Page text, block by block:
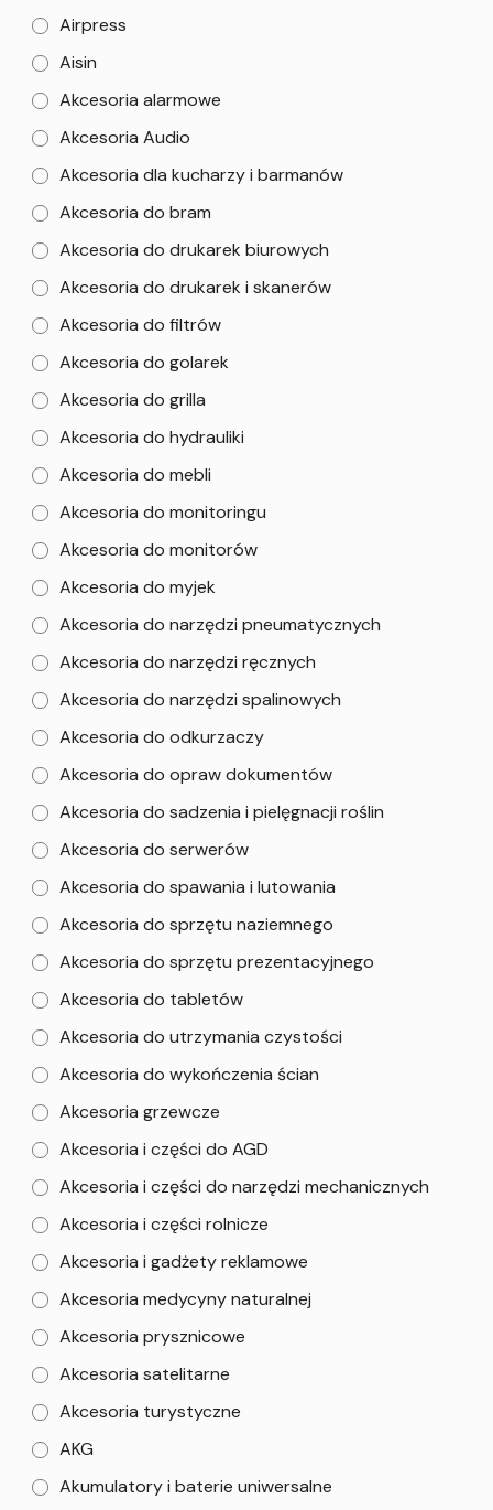
Airpress
Aisin
Akcesoria alarmowe
Akcesoria Audio
Akcesoria dla kucharzy i barmanów
Akcesoria do bram
Akcesoria do drukarek biurowych
Akcesoria do drukarek i skanerów
Akcesoria do filtrów
Akcesoria do golarek
Akcesoria do grilla
Akcesoria do hydrauliki
Akcesoria do mebli
Akcesoria do monitoringu
Akcesoria do monitorów
Akcesoria do myjek
Akcesoria do narzędzi pneumatycznych
Akcesoria do narzędzi ręcznych
Akcesoria do narzędzi spalinowych
Akcesoria do odkurzaczy
Akcesoria do opraw dokumentów
Akcesoria do sadzenia i pielęgnacji roślin
Akcesoria do serwerów
Akcesoria do spawania i lutowania
Akcesoria do sprzętu naziemnego
Akcesoria do sprzętu prezentacyjnego
Akcesoria do tabletów
Akcesoria do utrzymania czystości
Akcesoria do wykończenia ścian
Akcesoria grzewcze
Akcesoria i części do AGD
Akcesoria i części do narzędzi mechanicznych
Akcesoria i części rolnicze
Akcesoria i gadżety reklamowe
Akcesoria medycyny naturalnej
Akcesoria prysznicowe
Akcesoria satelitarne
Akcesoria turystyczne
AKG
Akumulatory i baterie uniwersalne